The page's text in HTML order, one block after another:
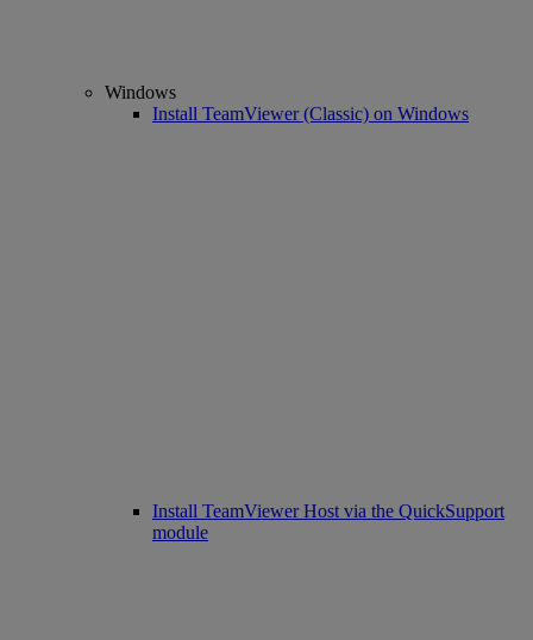
Windows
Install TeamViewer (Classic) on Windows
Install TeamViewer Host via the QuickSupport
module